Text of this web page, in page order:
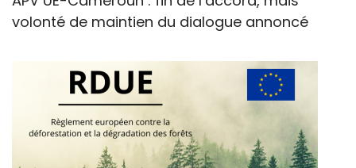
volonté de maintien du dialogue annoncé